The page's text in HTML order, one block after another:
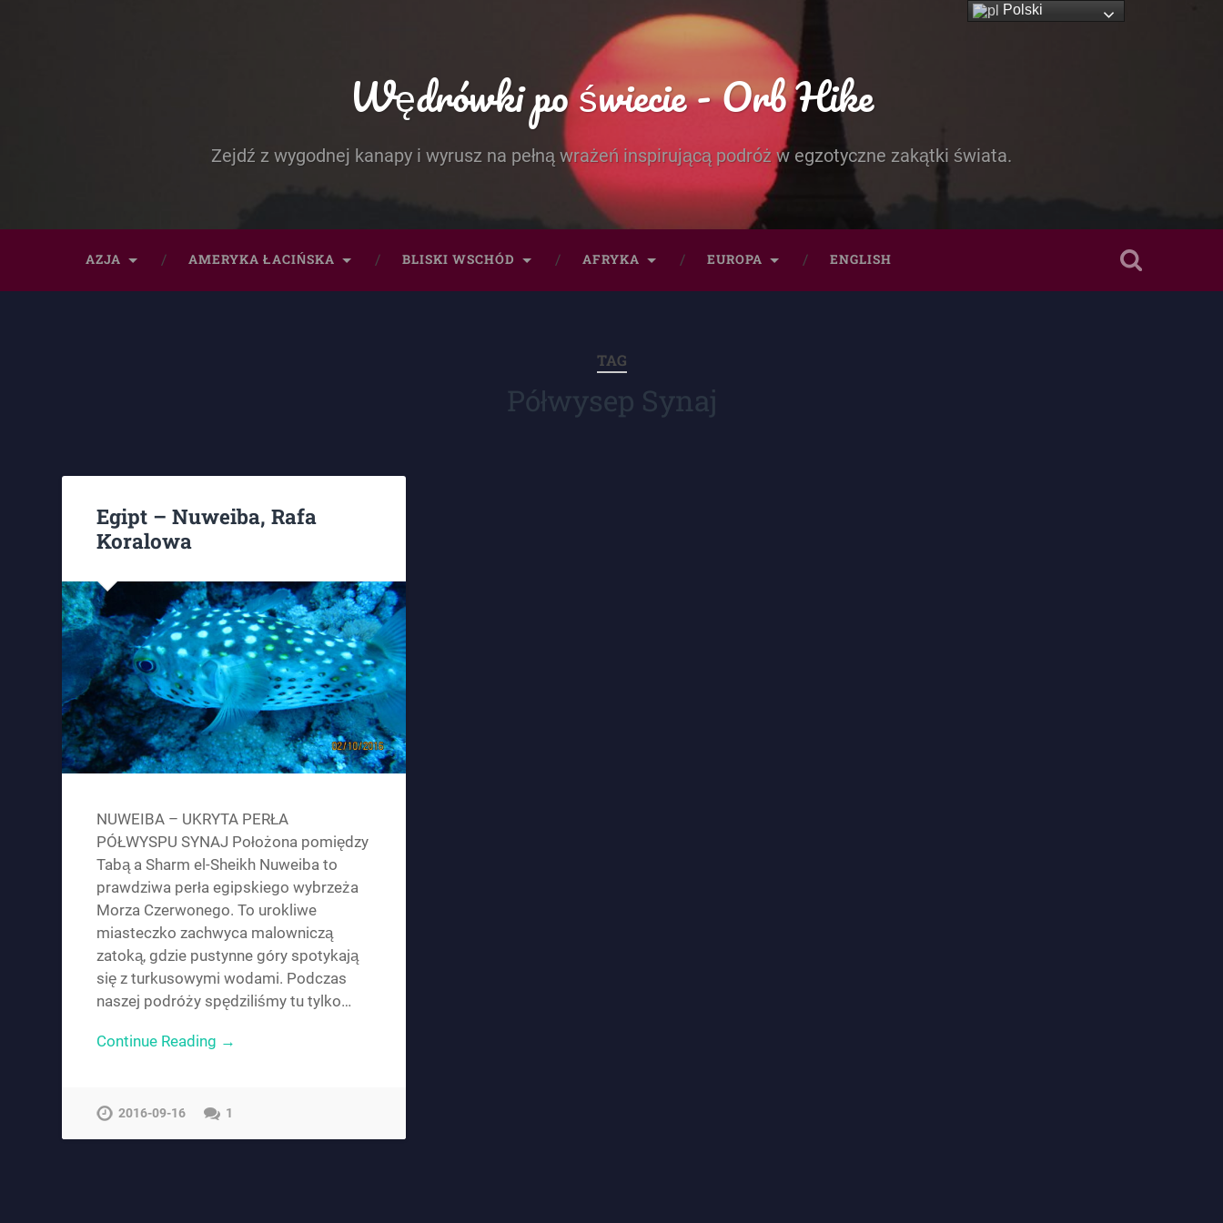
Wędrówki po świecie - Orb Hike
Zejdź z wygodnej kanapy i wyrusz na pełną wrażeń inspirującą podróż w egzotyczne zakątki świata.
AZJA AMERYKA ŁACIŃSKA BLISKI WSCHÓD AFRYKA EUROPA ENGLISH
TAG
Półwysep Synaj
Egipt – Nuweiba, Rafa
Koralowa
NUWEIBA – UKRYTA PERŁA
PÓŁWYSPU SYNAJ Położona pomiędzy
Tabą a Sharm el-Sheikh Nuweiba to
prawdziwa perła egipskiego wybrzeża
Morza Czerwonego. To urokliwe
miasteczko zachwyca malowniczą
zatoką, gdzie pustynne góry spotykają
się z turkusowymi wodami. Podczas
naszej podróży spędziliśmy tu tylko…
Continue Reading →
2016-09-16 1
Polski